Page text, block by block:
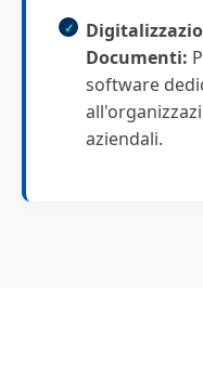
Documenti:
software
aziendali.